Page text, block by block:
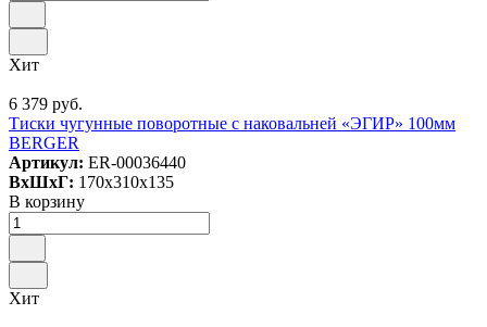
Хит
6 379 руб.
Тиски чугунные поворотные с наковальней «ЭГИР» 100мм
BERGER
Артикул: ER-00036440
ВxШxГ: 170x310x135
В корзину
Хит